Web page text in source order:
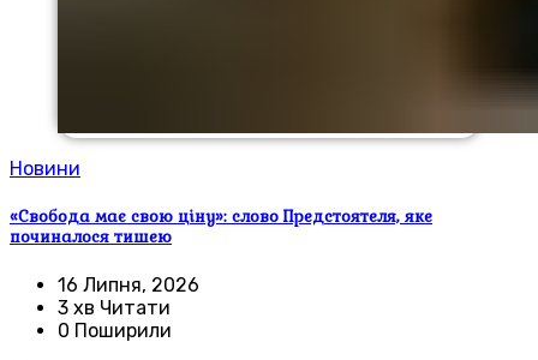
Новини
«Свобода має свою ціну»: слово Предстоятеля, яке
починалося тишею
16 Липня, 2026
3 хв Читати
0 Поширили